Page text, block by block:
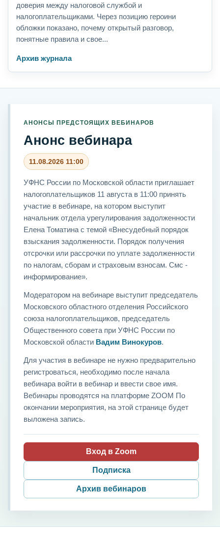
доверия между налоговой службой и
налогоплательщиками. Через позицию героини
обложки показано, почему открытый разговор,
понятные правила и свое...
Архив журнала
АНОНСЫ ПРЕДСТОЯЩИХ ВЕБИНАРОВ
Анонс вебинара
11.08.2026 11:00
УФНС России по Московской области приглашает
налогоплательщиков 11 августа в 11:00 принять
участие в вебинаре, на котором выступит
начальник отдела урегулирования задолженности
Елена Томатина с темой «Внесудебный порядок
взыскания задолженности. Порядок получения
отсрочки или рассрочки по уплате задолженности
по налогам, сборам и страховым взносам. Смс -
информирование».
Модератором на вебинаре выступит председатель
Московского областного отделения Российского
союза налогоплательщиков, председатель
Общественного совета при УФНС России по
Московской области Вадим Винокуров.
Для участия в вебинаре не нужно предварительно
регистроваться, необходимо после начала
вебинара войти в вебинар и ввести свое имя.
Вебинары проводятся на платформе ZOOM По
окончании мероприятия, на этой странице будет
выложена запись.
Вход в Zoom
Подписка
Архив вебинаров